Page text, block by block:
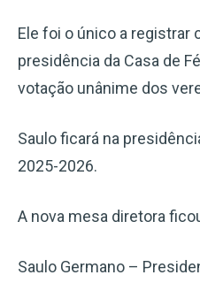
Ele foi o único a registrar
presidência da Casa de
votação unânime dos
Saulo ficará na
2025-2026.
A nova mesa diretora
Saulo Germano –